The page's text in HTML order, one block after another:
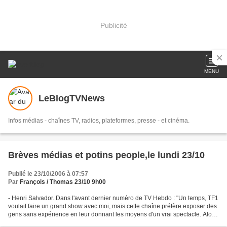
Publicité
MENU
LeBlogTVNews
Infos médias - chaînes TV, radios, plateformes, presse - et cinéma.
Brèves médias et potins people,le lundi 23/10
Publié le 23/10/2006 à 07:57
Par François / Thomas 23/10 9h00
- Henri Salvador. Dans l'avant dernier numéro de TV Hebdo : "Un temps, TF1
voulait faire un grand show avec moi, mais cette chaîne préfère exposer des
gens sans expérience en leur donnant les moyens d'un vrai spectacle. Alors,